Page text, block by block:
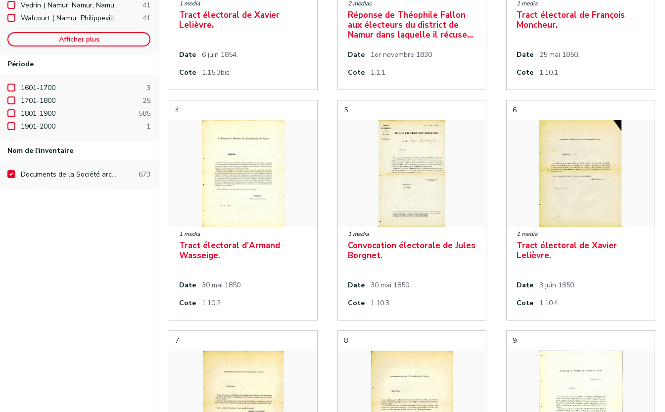
Vedrin ( Namur, Namur, Namur )
41
Walcourt ( Namur, Philippeville )
41
Afficher plus
Période
1601-1700
3
1701-1800
25
1801-1900
585
1901-2000
1
Nom de l'inventaire
Documents de la Société archéologique de Namur 673
1 media
Tract électoral de Xavier
Lelièvre.
Date
6 juin 1854.
Cote
1.15.3bis
2 medias
Réponse de Théophile Fallon
aux électeurs du district de
Namur dans laquelle il récuse…
Date
1er novembre 1830
Cote
1.1.1
1 media
Tract électoral de François
Moncheur.
Date
25 mai 1850.
Cote
1.10.1
4
1 media
Tract électoral d'Armand
Wasseige.
Date
30 mai 1850.
Cote
1.10.2
5
1 media
Convocation électorale de Jules
Borgnet.
Date
30 mai 1850.
Cote
1.10.3
6
1 media
Tract électoral de Xavier
Lelièvre.
Date
3 juin 1850.
Cote
1.10.4
7 8 9